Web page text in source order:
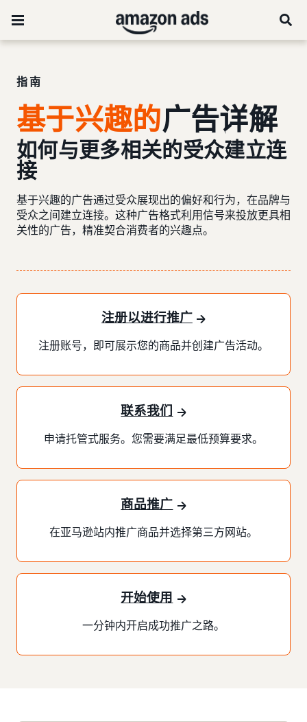
指南
基于兴趣的广告详解
如何与更多相关的受众建立连
接
基于兴趣的广告通过受众展现出的偏好和行为，在品牌与
受众之间建立连接。这种广告格式利用信号来投放更具相
关性的广告，精准契合消费者的兴趣点。
注册以进行推广
注册账号，即可展示您的商品并创建广告活动。
联系我们
申请托管式服务。您需要满足最低预算要求。
商品推广
在亚马逊站内推广商品并选择第三方网站。
开始使用
一分钟内开启成功推广之路。